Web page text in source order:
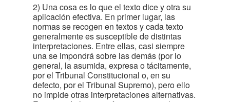
2) Una cosa es lo que el texto dice y otra su
aplicación efectiva. En primer lugar, las
normas se recogen en textos y cada texto
generalmente es susceptible de distintas
interpretaciones. Entre ellas, casi siempre
una se impondrá sobre las demás (por lo
general, la asumida, expresa o tácitamente,
por el Tribunal Constitucional o, en su
defecto, por el Tribunal Supremo), pero ello
no impide otras interpretaciones alternativas.